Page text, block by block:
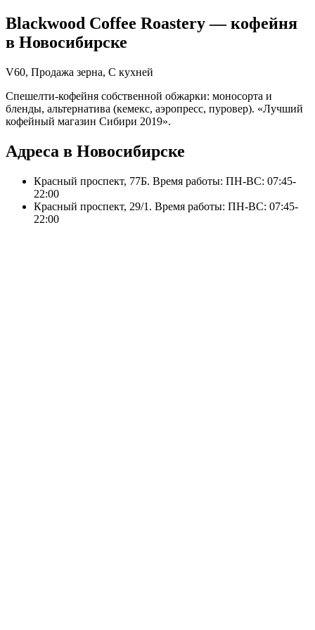
Blackwood Coffee Roastery— кофейня
в Новосибирске
V60, Продажа зерна, С кухней
Спешелти-кофейня собственной обжарки: моносорта и
бленды, альтернатива (кемекс, аэропресс, пуровер). «Лучший
кофейный магазин Сибири 2019».
Адреса в Новосибирске
Красный проспект, 77Б. Время работы: ПН-ВС: 07:45-
22:00
Красный проспект, 29/1 . Время работы: ПН-ВС: 07:45-
22:00